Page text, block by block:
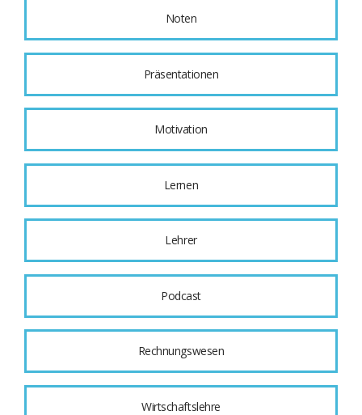
Noten
Präsentationen
Motivation
Lernen
Lehrer
Podcast
Rechnungswesen
Wirtschaftslehre